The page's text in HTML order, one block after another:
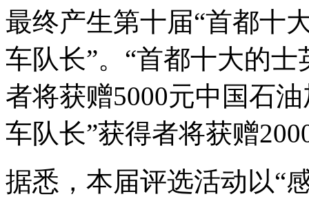
最终产生第十届“首都十
车队长”。“首都十大的
者将获赠5000元中国石
车队长”获得者将获赠
据悉，本届评选活动以“